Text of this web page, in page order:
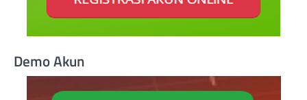
Demo Akun